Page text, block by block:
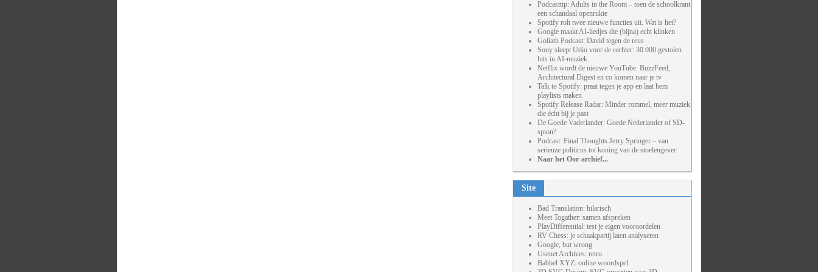
Podcasttip: Adults in the Room – toen de schoolkrant
een schandaal openrukte
Spotify rolt twee nieuwe functies uit. Wat is het?
Google maakt AI-liedjes die (bijna) echt klinken
Goliath Podcast: David tegen de reus
Sony sleept Udio voor de rechter: 30.000 gestolen
hits in AI-muziek
Netflix wordt de nieuwe YouTube: BuzzFeed,
Architectural Digest en co komen naar je tv
Talk to Spotify: praat tegen je app en laat hem
playlists maken
Spotify Release Radar: Minder rommel, meer muziek
die écht bij je past
De Goede Vaderlander: Goede Nederlander of SD-
spion?
Podcast: Final Thoughts Jerry Springer – van
serieuze politicus tot koning van de stoelengevec
Naar het Oor-archief...
Site
Bad Translation: hilarisch
Meet Togather: samen afspreken
PlayDifferential: test je eigen vooroordelen
RV Chess: je schaakpartij laten analyseren
Google, but wrong
Usenet Archives: retro
Babbel XYZ: online woordspel